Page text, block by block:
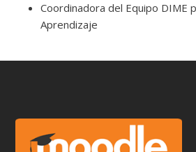
Coordinadora del Equipo DIME
Aprendizaje